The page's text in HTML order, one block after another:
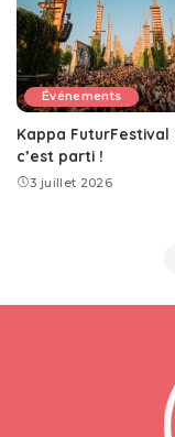
Événements
Kappa FuturFestival
c’est parti !
3 juillet 2026